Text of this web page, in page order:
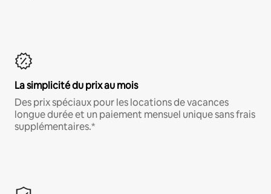
La simplicité du prix au mois
Des prix spéciaux pour les locations de vacances
longue durée et un paiement mensuel unique sans frais
supplémentaires.*